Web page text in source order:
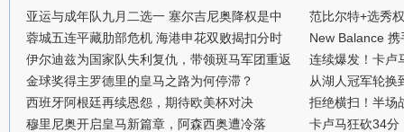
亚运与成年队九月二选一 塞尔吉尼奥降权是中
蓉城五连平藏肋部危机 海港申花双败揭扣分时
伊尔迪兹为国家队失利复仇，带领斑马军团重返
金球奖得主罗德里的皇马之路为何停滞？
西班牙阿根廷再续恩怨，期待欧美杯对决
穆里尼奥开启皇马新篇章，阿森西奥遭冷落
范比尔特+选秀
New Balance
连续爆发！卡卢
从湖人冠军轮换
拒绝横扫！半场
卡卢马狂砍34分